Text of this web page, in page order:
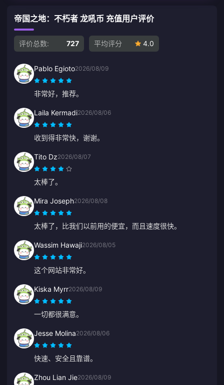
帝国之地：不朽者 龙吼币 充值用户评价
评价总数: 727 平均评分 4.0
Pablo Egioto2026/08/09
非常好，推荐。
Laila Kermadi2026/08/06
收到得非常快，谢谢。
Tito Dz2026/08/07
太棒了。
Mira Joseph2026/08/08
太棒了，比我们以前用的便宜，而且速度很快。
Wassim Hawaji2026/08/05
这个网站非常好。
Kiska Myrr2026/08/09
一切都很满意。
Jesse Molina2026/08/06
快速、安全且靠谱。
Zhou Lian Jie2026/08/09